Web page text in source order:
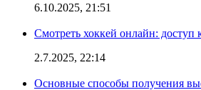
6.10.2025, 21:51
Смотреть хоккей онлайн:
2.7.2025, 22:14
Основные способы получения